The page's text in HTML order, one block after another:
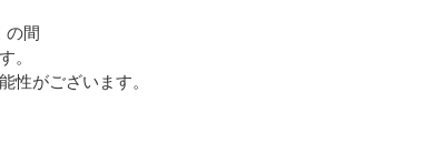
の間
。
性がございます。